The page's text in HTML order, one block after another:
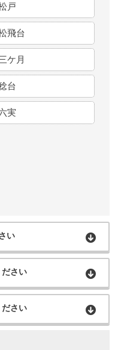
戸
飛台
ケ月
台
実
い
さい
さい